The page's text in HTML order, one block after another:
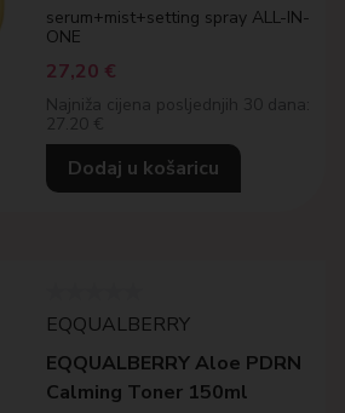
serum+mist+setting spray ALL-IN-
ONE
27,20 €
Najniža cijena posljednjih 30 dana:
27.20 €
Dodaj u košaricu
EQQUALBERRY
EQQUALBERRY Aloe PDRN
Calming Toner 150ml